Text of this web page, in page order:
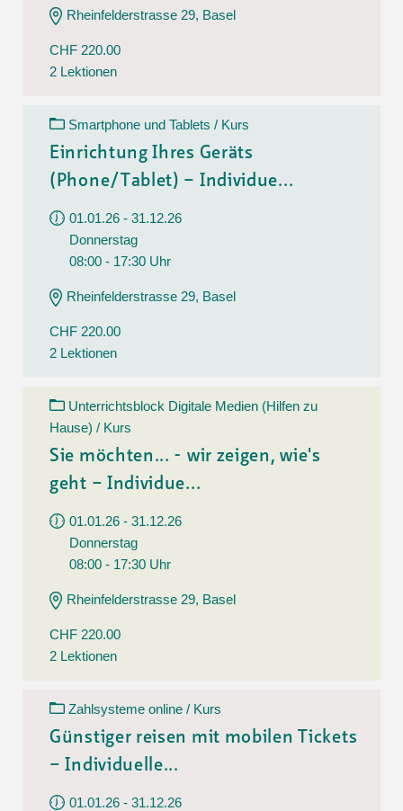
Rheinfelderstrasse 29, Basel
CHF 220.00
2 Lektionen
Smartphone und Tablets / Kurs
Einrichtung Ihres Geräts
(Phone/Tablet) – Individue...
01.01.26 - 31.12.26
Donnerstag
08:00 - 17:30 Uhr
Rheinfelderstrasse 29, Basel
CHF 220.00
2 Lektionen
Unterrichtsblock Digitale Medien (Hilfen zu
Hause) / Kurs
Sie möchten... - wir zeigen, wie's
geht – Individue...
01.01.26 - 31.12.26
Donnerstag
08:00 - 17:30 Uhr
Rheinfelderstrasse 29, Basel
CHF 220.00
2 Lektionen
Zahlsysteme online / Kurs
Günstiger reisen mit mobilen Tickets
– Individuelle...
01.01.26 - 31.12.26